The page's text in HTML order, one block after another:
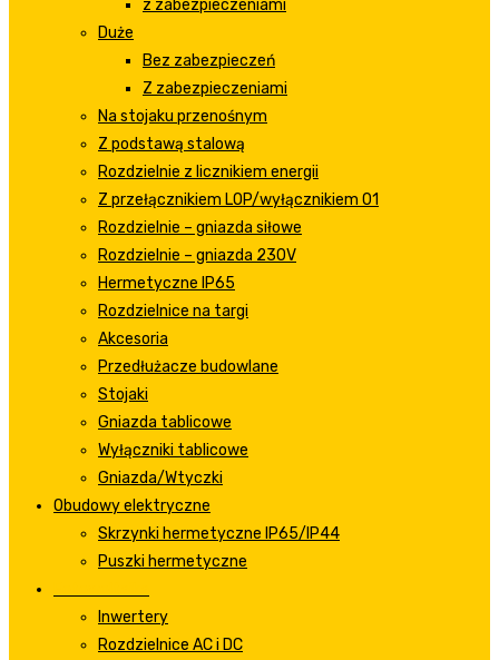
z zabezpieczeniami
Duże
Bez zabezpieczeń
Z zabezpieczeniami
Na stojaku przenośnym
Z podstawą stalową
Rozdzielnie z licznikiem energii
Z przełącznikiem LOP/wyłącznikiem 01
Rozdzielnie – gniazda siłowe
Rozdzielnie – gniazda 230V
Hermetyczne IP65
Rozdzielnice na targi
Akcesoria
Przedłużacze budowlane
Stojaki
Gniazda tablicowe
Wyłączniki tablicowe
Gniazda/Wtyczki
Obudowy elektryczne
Skrzynki hermetyczne IP65/IP44
Puszki hermetyczne
Inwertery
Rozdzielnice AC i DC